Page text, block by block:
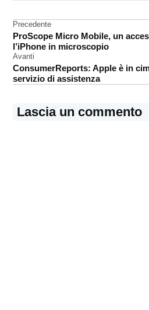
iPhone
Navigazione
articoli
Precedente
ProScope Micro Mobile, un
l’iPhone in microscopio
Avanti
ConsumerReports: Apple è in
servizio di assistenza
Lascia un commento